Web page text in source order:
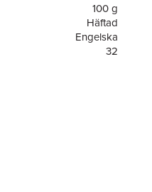
100 g
Häftad
Engelska
32